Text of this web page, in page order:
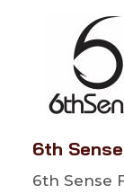
6th
6th Sense